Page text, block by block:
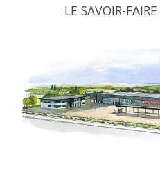
LE SAVOIR-